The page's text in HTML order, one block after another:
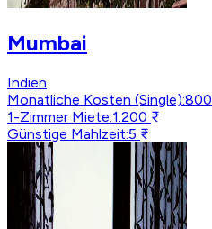
Mumbai
Indien
Monatliche Kosten (Single):800 ₹
1-Zimmer Miete:1.200 ₹
Günstige Mahlzeit:5 ₹